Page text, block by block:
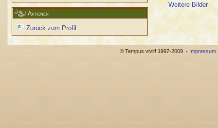
Aktionen
Zurück zum Profil
Weitere Bilder
© Tempus vivit! 1997-2009 - Impressum